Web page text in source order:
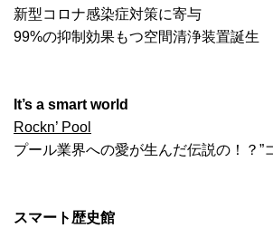
新型コロナ感染症対策に寄与
99%の抑制効果もつ空間清浄装置誕生
It’s a smart world
Rockn’ Pool
プール業界への愛が生んだ伝説の！？”
スマート歴史館